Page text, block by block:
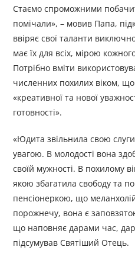
Стаємо спроможними
помічали», – мовив Папа,
ввіряє свої таланти
має їх для всіх, мірою
Потрібно вміти
численних похилих віком,
«креативної та нової
готовності».
«Юдита звільнила свою
увагою. В молодості вона
своїй мужності. В похилому
якою збагатила свободу та
пенсіонеркою, що
порожнечу, вона є
що наповняє дарами час,
підсумував Святіший Отець.